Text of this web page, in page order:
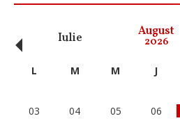
Iulie August
2026
‹ L M M J
03
04 05 06